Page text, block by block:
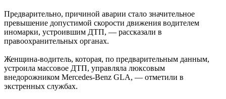
Предварительно, причиной аварии стало значительное
превышение допустимой скорости движения водителем
иномарки, устроившим ДТП, — рассказали в
правоохранительных органах.
Женщина-водитель, которая, по предварительным данным,
устроила массовое ДТП, управляла люксовым
внедорожником Mercedes-Benz GLA, — отметили в
экстренных службах.